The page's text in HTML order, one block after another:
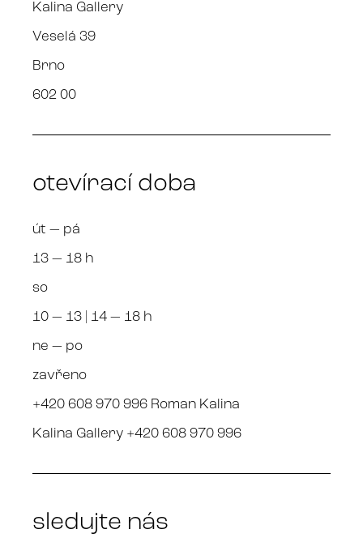
Kalina Gallery
Veselá 39
Brno
602 00
otevírací doba
út — pá
13 — 18 h
so
10 — 13 | 14 — 18 h
ne — po
zavřeno
+420 608 970 996 Roman Kalina
Kalina Gallery +420 608 970 996
sledujte nás